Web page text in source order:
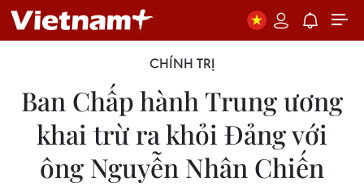
CHÍNH TRỊ
Ban Chấp hành Trung ương
khai trừ ra khỏi Đảng với
ông Nguyễn Nhân Chiến